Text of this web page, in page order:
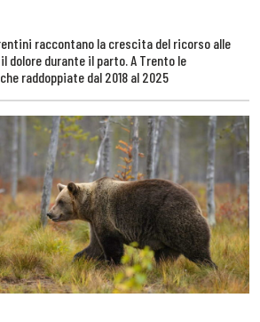
raccontano la crescita del ricorso alle
dolore durante il parto. A Trento le
raddoppiate dal 2018 al 2025